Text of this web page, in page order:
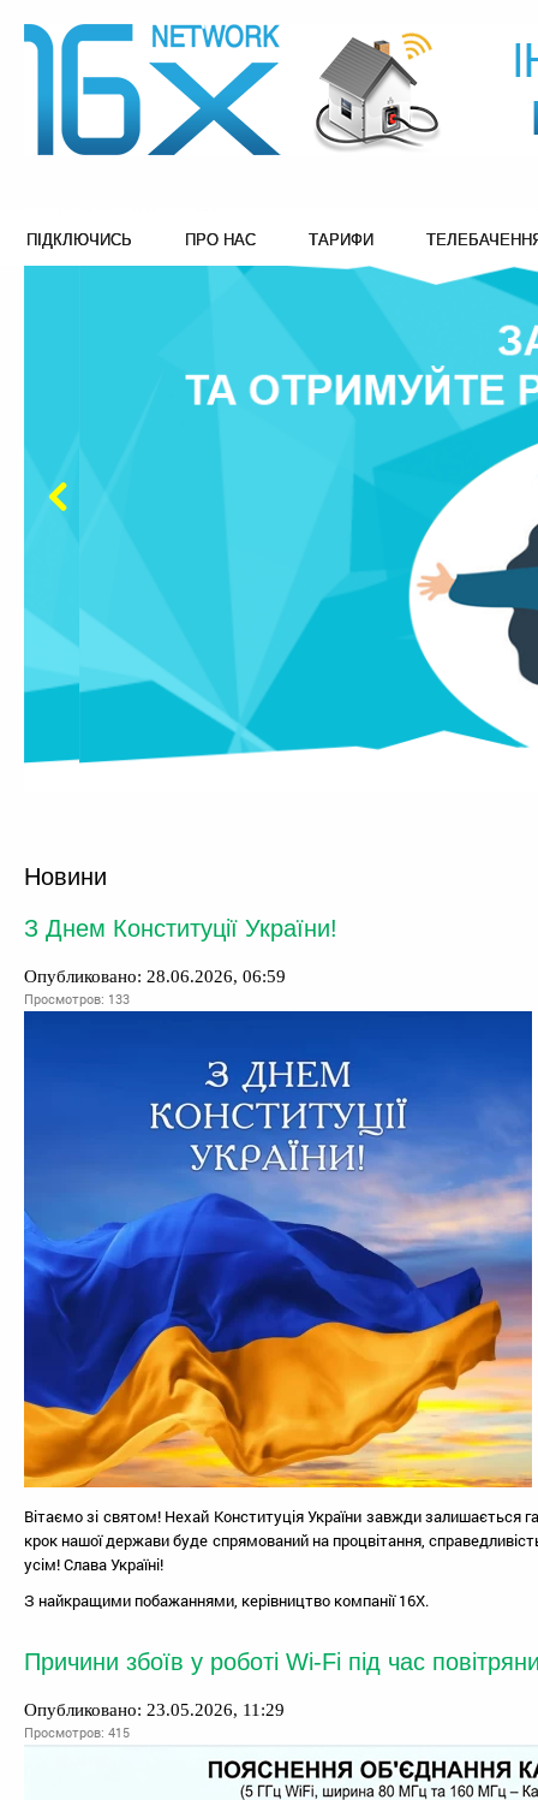
ПІДКЛЮЧИСЬ ПРО НАС ТАРИФИ
Новини
З Днем Конституції України!
Опубликовано: 28.06.2026, 06:59
Просмотров: 133
Вітаємо зі святом! Нехай Конституція України завжди залишається
крок нашої держави буде спрямований на процвітання,
усім! Слава Україні!
З найкращими побажаннями, керівництво компанії 16Х.
Причини збоїв у роботі Wi-Fi під час
Опубликовано: 23.05.2026, 11:29
Просмотров: 415